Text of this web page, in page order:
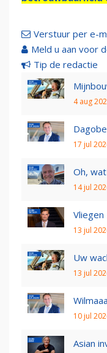
Verstuur per e-
Meld u aan voor
Tip de redactie
4 aug
17 jul
Oh,
14 jul
13 jul
Uw
13 jul
10 jul
Asian